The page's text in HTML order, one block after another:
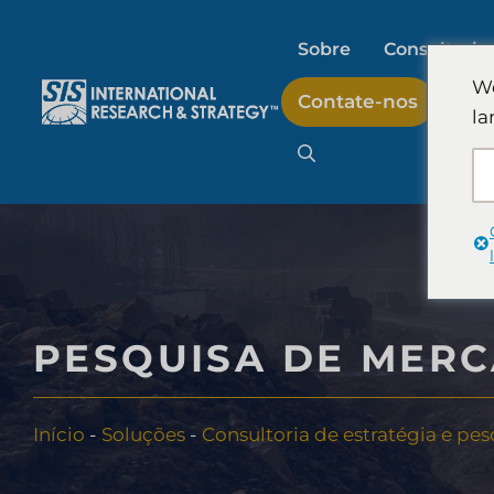
conteúdo
Sobre
Pesquisa de
Pesquisa de
consumidor
Pesquisa e
Contate-nos
PESQUISA DE
Início - Soluções - Consultoria de estratégia e